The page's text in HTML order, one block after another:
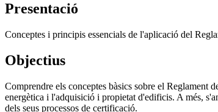
Presentació
Conceptes i principis essencials de l'aplicació del
Objectius
Comprendre els conceptes bàsics sobre el
energètica i l'adquisició i propietat d'edificis. A més,
dels seus processos de certificació.